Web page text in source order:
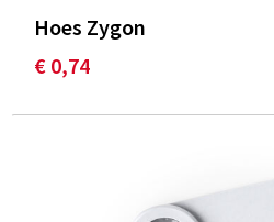
Hoes Zygon
€ 0,74